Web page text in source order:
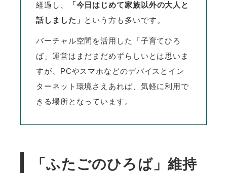
経過し、
「今日はじめて家族以外の大人と
話しました」 という方も多いです。
バーチャル空間を活用した「子育てひろ
ば」運営はまだまだめずらしいとは思いま
すが、PCやスマホなどのデバイスとイン
ターネット環境さえあれば、気軽に利用で
きる場所となっています。
「ふたごのひろば」維持